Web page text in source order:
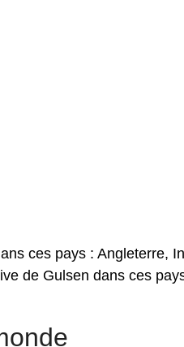
ces pays : Angleterre,
de Gulsen dans ces